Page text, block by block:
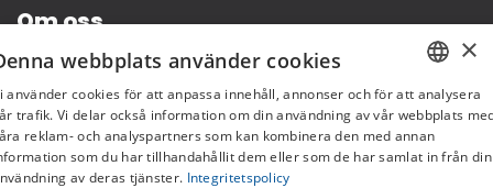
Om oss
Företagsinformation
SWEDISH
FI
×
webbplats använder cookies
använder cookies för att anpassa innehåll, annonser och för att analysera
trafik. Vi delar också information om din användning av vår webbplats
reklam- och analyspartners som kan kombinera den med annan
som du har tillhandahållit dem eller som de har samlat in från din
av deras tjänster. Integritetspolicy